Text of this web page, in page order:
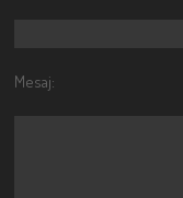
Mesaj: